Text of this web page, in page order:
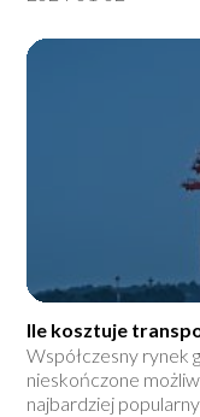
Ile kosztuje
Współczesny rynek
nieskończone
najbardziej